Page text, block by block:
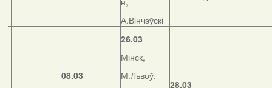
А.Вінчэўскі
08.03
26.03
Мінск,
М.Львоў,
28.03